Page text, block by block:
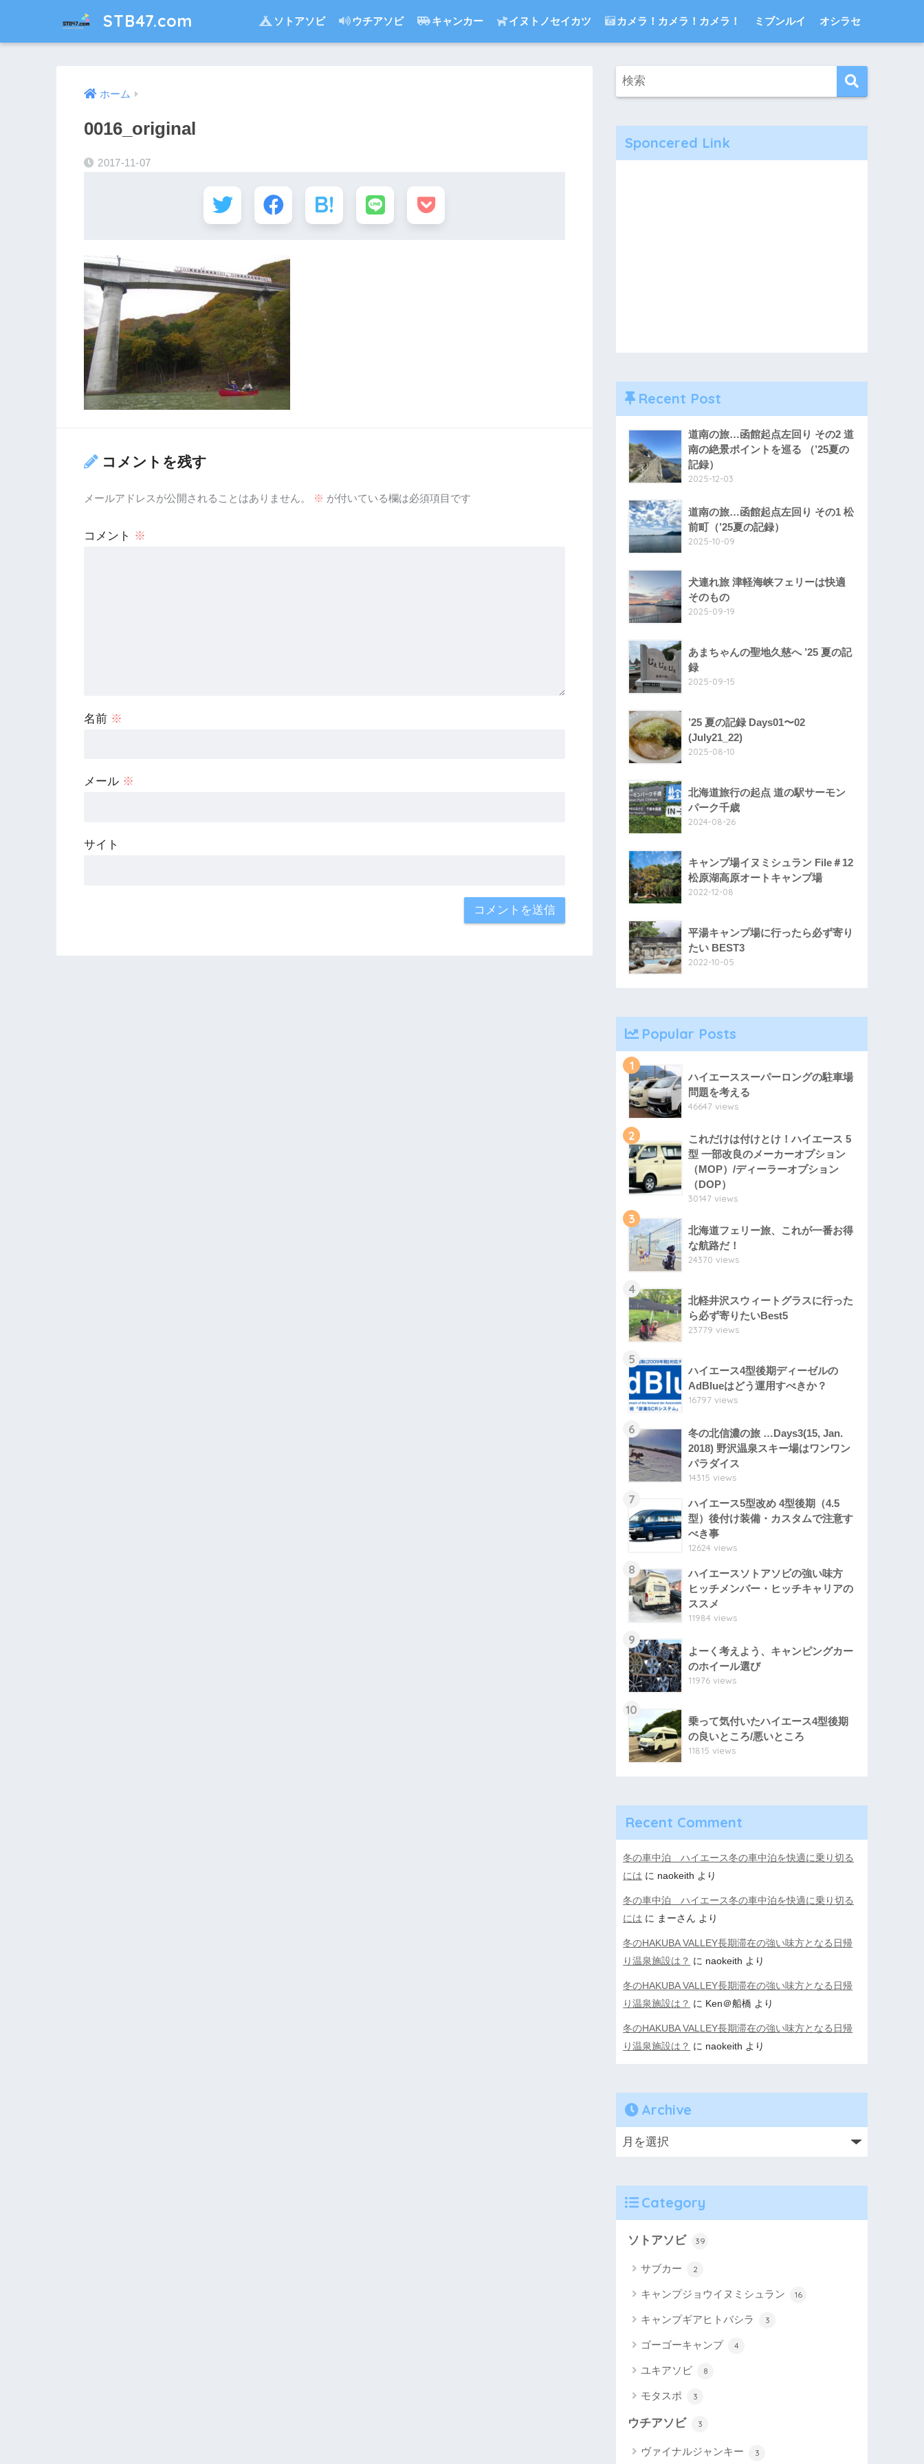
STB47.com ソトアソビ ウチアソビ キャンカー イヌトノセイカツ カメラ！カメラ！カメラ！ ミブンルイ オシラセ
ホーム
0016_original
2017-11-07
コメントを残す
メールアドレスが公開されることはありません。 ※ が付いている欄は必須項目です
コメント ※
名前 ※
メール ※
サイト
Sponcered Link
Recent Post
道南の旅…函館起点左回り その2 道
南の絶景ポイントを巡る （’25夏の
記録）
2025-12-03
道南の旅…函館起点左回り その1 松
前町（’25夏の記録）
2025-10-09
犬連れ旅 津軽海峡フェリーは快適
そのもの
2025-09-19
あまちゃんの聖地久慈へ ’25 夏の記
録
2025-09-15
’25 夏の記録 Days01〜02
(July21_22)
2025-08-10
北海道旅行の起点 道の駅サーモン
パーク千歳
2024-08-26
キャンプ場イヌミシュラン File＃12
松原湖高原オートキャンプ場
2022-12-08
平湯キャンプ場に行ったら必ず寄り
たい BEST3
2022-10-05
Popular Posts
1
ハイエーススーパーロングの駐車場
問題を考える
46647 views
2
これだけは付けとけ！ハイエース 5
型 一部改良のメーカーオプション
（MOP）/ディーラーオプション
（DOP）
30147 views
3
北海道フェリー旅、これが一番お得
な航路だ！
24370 views
4
北軽井沢スウィートグラスに行った
ら必ず寄りたいBest5
23779 views
5
ハイエース4型後期ディーゼルの
AdBlueはどう運用すべきか？
16797 views
6
冬の北信濃の旅 …Days3(15, Jan.
2018) 野沢温泉スキー場はワンワン
パラダイス
14315 views
7
ハイエース5型改め 4型後期（4.5
型）後付け装備・カスタムで注意す
べき事
12624 views
8
ハイエースソトアソビの強い味方
ヒッチメンバー・ヒッチキャリアの
ススメ
11984 views
9
よーく考えよう、キャンピングカー
のホイール選び
11976 views
10
乗って気付いたハイエース4型後期
の良いところ/悪いところ
11815 views
Recent Comment
冬の車中泊 ハイエース冬の車中泊を快適に乗り切る
には に naokeith より
冬の車中泊 ハイエース冬の車中泊を快適に乗り切る
には に まーさん より
冬のHAKUBA VALLEY長期滞在の強い味方となる日帰
り温泉施設は？ に naokeith より
冬のHAKUBA VALLEY長期滞在の強い味方となる日帰
り温泉施設は？ に Ken＠船橋 より
冬のHAKUBA VALLEY長期滞在の強い味方となる日帰
り温泉施設は？ に naokeith より
Archive
Category
ソトアソビ 39
サブカー 2
キャンプジョウイヌミシュラン 16
キャンプギアヒトバシラ 3
ゴーゴーキャンプ 4
ユキアソビ 8
モタスポ 3
ウチアソビ 3
ヴァイナルジャンキー 3